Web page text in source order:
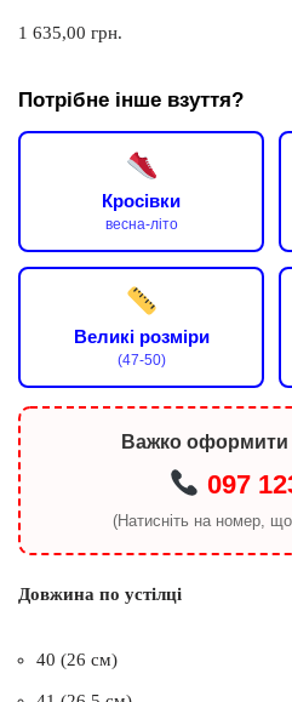
1 635,00 грн.
Потрібне інше взуття?
Кросівки
весна-літо
Великі розміри
(47-50)
Важко оформити
097
(Натисніть на номер,
Довжина по устілці
40 (26 см)